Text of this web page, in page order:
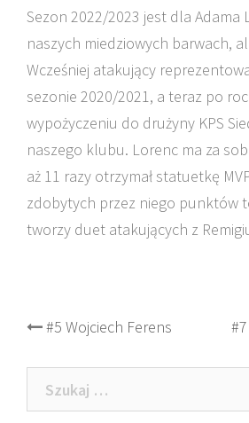
Sezon 2022/2023 jest dla Adama
naszych miedziowych barwach,
Wcześniej atakujący
sezonie 2020/2021, a teraz po
wypożyczeniu do drużyny KPS
naszego klubu. Lorenc ma za
aż 11 razy otrzymał statuetkę
zdobytych przez niego punktów
tworzy duet atakujących z
Post
navigation
#5 Wojciech Ferens
Szukaj: